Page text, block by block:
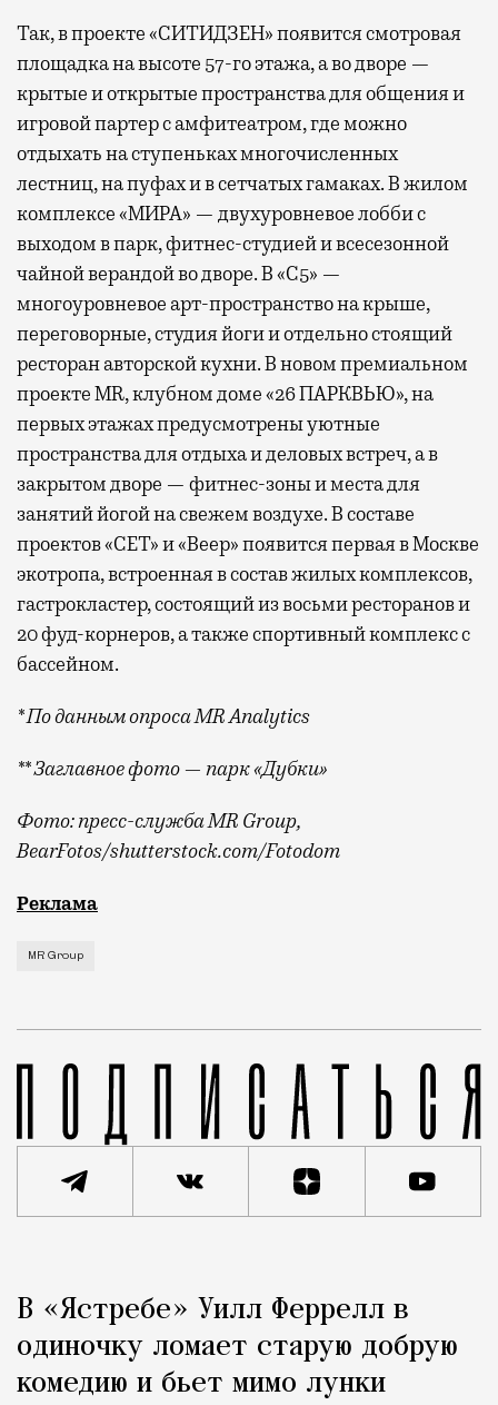
Так, в проекте «СИТИДЗЕН» появится смотровая
площадка на высоте 57-го этажа, а во дворе —
крытые и открытые пространства для общения и
игровой партер с амфитеатром, где можно
отдыхать на ступеньках многочисленных
лестниц, на пуфах и в сетчатых гамаках. В жилом
комплексе «МИРА» — двухуровневое лобби с
выходом в парк, фитнес-студией и всесезонной
чайной верандой во дворе. В «С5» —
многоуровневое арт-пространство на крыше,
переговорные, студия йоги и отдельно стоящий
ресторан авторской кухни. В новом премиальном
проекте MR, клубном доме «26 ПАРКВЬЮ», на
первых этажах предусмотрены уютные
пространства для отдыха и деловых встреч, а в
закрытом дворе — фитнес-зоны и места для
занятий йогой на свежем воздухе. В составе
проектов «СЕТ» и «Веер»появитсяпервая в Москве
экотропа, встроенная в состав жилых комплексов,
гастрокластер, состоящий из восьми ресторанов и
20 фуд-корнеров, а также спортивный комплекс с
бассейном.
* По данным опроса MR Analytics
** Заглавное фото — парк «Дубки»
Фото: пресс-служба MR Group,
BearFotos/shutterstock.com/Fotodom
Квадратные метры, планировки, вид из
Реклама
MR Group
Город
В «Ястребе» Уилл Феррелл в
одиночку ломает старую добрую
комедию и бьет мимо лунки